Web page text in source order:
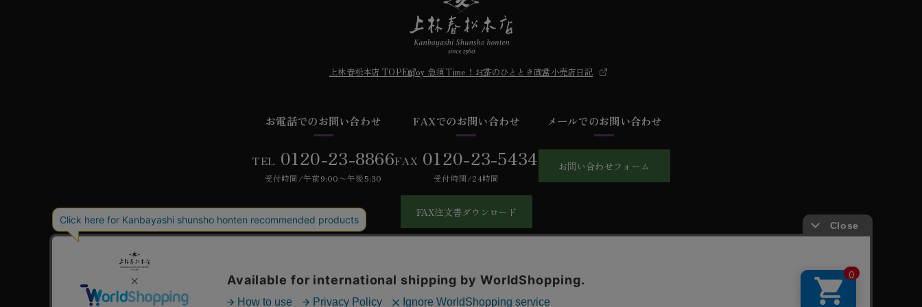
上林春松本店 TOPEnjoy 急須 Time！ お茶のひととき直営小売店日記
お電話でのお問い合わせ
TEL 0120-23-8866
受付時間/午前9:00〜午後5:30
FAXでのお問い合わせ
FAX 0120-23-5434
受付時間/24時間
FAX注文書ダウンロード
メールでのお問い合わせ
お問い合わせフォーム